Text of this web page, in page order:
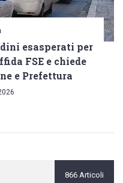
esasperati per
FSE e chiede
e Prefettura
866 Articoli